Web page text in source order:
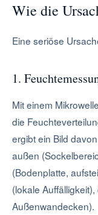
Wie die
Eine seriöse
1.
Mit einem
die
ergibt ein Bild
außen
(Bodenplatte,
(lokale
Außenwandecken).